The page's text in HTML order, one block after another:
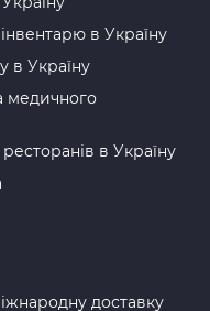
в Україну
в Україну
медичного
в Україну
доставку